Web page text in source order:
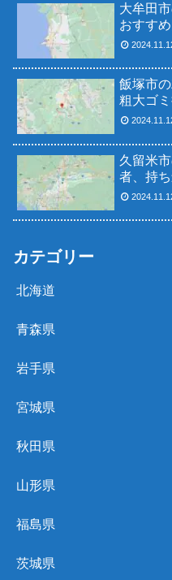
大牟田
おすす
飯塚市
粗大ゴ
久留米
者、持
カテゴリー
北海道
青森県
岩手県
宮城県
秋田県
山形県
福島県
茨城県